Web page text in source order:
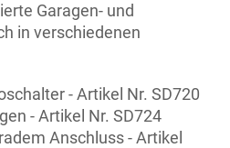
Garagen- und
in verschiedenen
- Artikel Nr. SD720
- Artikel Nr. SD724
Anschluss - Artikel